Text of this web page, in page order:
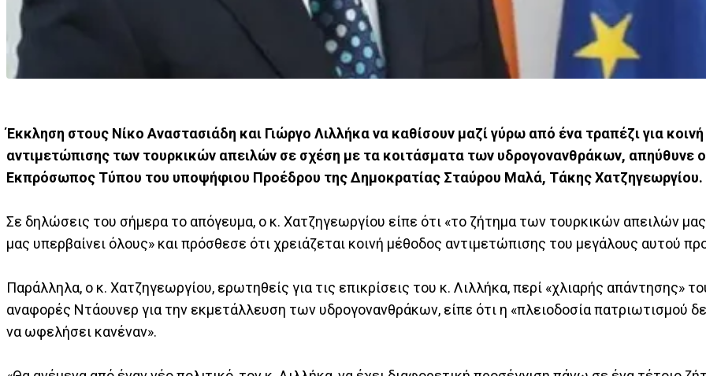
Έκκληση στους Νίκο Αναστασιάδη και Γιώργο Λιλλήκα να καθίσουν μαζί γύρω από ένα τραπέζι για
αντιμετώπισης των τουρκικών απειλών σε σχέση με τα κοιτάσματα των υδρογονανθράκων, απηύθυνε ο
Εκπρόσωπος Τύπου του υποψήφιου Προέδρου της Δημοκρατίας Σταύρου Μαλά, Τάκης Χατζηγεωργίου.
Σε δηλώσεις του σήμερα το απόγευμα, ο κ. Χατζηγεωργίου είπε ότι «το ζήτημα των τουρκικών απειλών
μας υπερβαίνει όλους» και πρόσθεσε ότι χρειάζεται κοινή μέθοδος αντιμετώπισης του μεγάλους αυτού
Παράλληλα, ο κ. Χατζηγεωργίου, ερωτηθείς για τις επικρίσεις του κ. Λιλλήκα, περί «χλιαρής απάντησης»
αναφορές Ντάουνερ για την εκμετάλλευση των υδρογονανθράκων, είπε ότι η «πλειοδοσία πατριωτισμού
να ωφελήσει κανέναν».